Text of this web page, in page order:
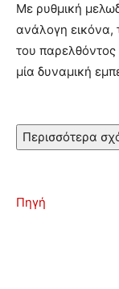
Με ρυθμική
ανάλογη εικόνα,
του
μία δυναμική
Περισσότερα
Πηγή